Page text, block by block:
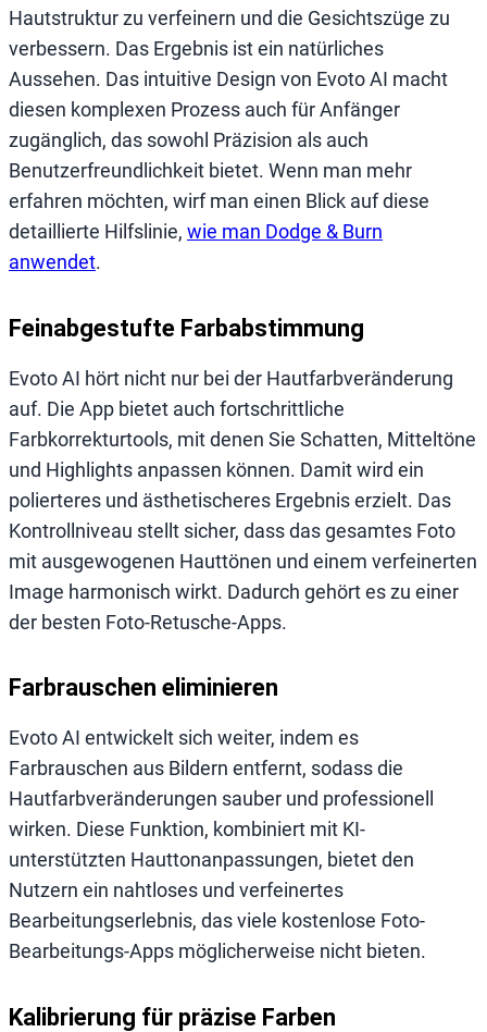
Hautstruktur zu verfeinern und die Gesichtszüge zu
verbessern. Das Ergebnis ist ein natürliches
Aussehen. Das intuitive Design von Evoto AI macht
diesen komplexen Prozess auch für Anfänger
zugänglich, das sowohl Präzision als auch
Benutzerfreundlichkeit bietet. Wenn man mehr
erfahren möchten, wirf man einen Blick auf diese
detaillierte Hilfslinie, wie man Dodge & Burn
anwendet.
Feinabgestufte Farbabstimmung
Evoto AI hört nicht nur bei der Hautfarbveränderung
auf. Die App bietet auch fortschrittliche
Farbkorrekturtools, mit denen Sie Schatten, Mitteltöne
und Highlights anpassen können. Damit wird ein
polierteres und ästhetischeres Ergebnis erzielt. Das
Kontrollniveau stellt sicher, dass das gesamtes Foto
mit ausgewogenen Hauttönen und einem verfeinerten
Image harmonisch wirkt. Dadurch gehört es zu einer
der besten Foto-Retusche-Apps.
Farbrauschen eliminieren
Evoto AI entwickelt sich weiter, indem es
Farbrauschen aus Bildern entfernt, sodass die
Hautfarbveränderungen sauber und professionell
wirken. Diese Funktion, kombiniert mit KI-
unterstützten Hauttonanpassungen, bietet den
Nutzern ein nahtloses und verfeinertes
Bearbeitungserlebnis, das viele kostenlose Foto-
Bearbeitungs-Apps möglicherweise nicht bieten.
Kalibrierung für präzise Farben